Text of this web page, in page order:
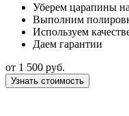
Уберем царапины
Выполним
Используем
Даем гарантии
от 1 500 руб.
Узнать стоимость